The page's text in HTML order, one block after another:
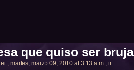
que quiso ser bruja
, martes, marzo 09, 2010 at 3:13 a.m., in